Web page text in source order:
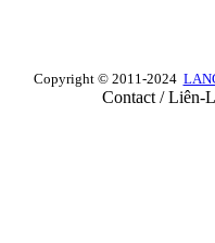
Copyright © 2011-2024
Contact / Liên-